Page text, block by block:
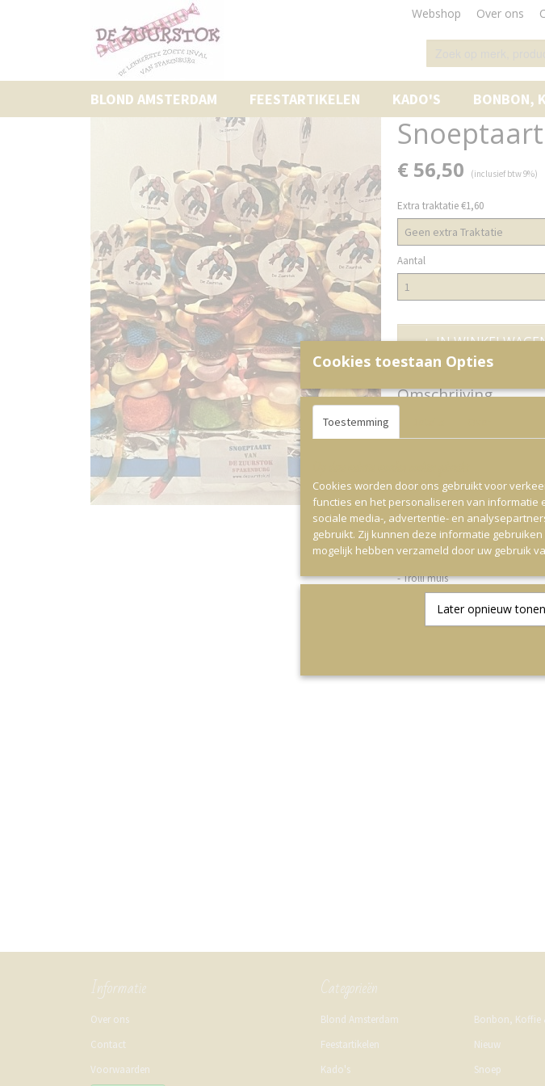
Webshop Over ons
BLOND AMSTERDAM FEESTARTIKELEN KADO'S BONBON,
€ 56,50 (inclusief btw 9%)
Extra traktatie €1,60
Aantal
IN
Omschrijving
- Bleuberry aardbei
- Feestbig
- Haribo kers
- Trolli muis
Snoeptaart is voor 30 personen.
Informatie
Over ons
Contact
Voorwaarden
Categorieën
Blond Amsterdam
Feestartikelen
Kado's
Bonbon, Koffie
Nieuw
Snoep
Cookies toestaan Opties
Toestemming
Cookies worden door ons gebruikt voor
functies en het personaliseren van informatie
sociale media-, advertentie- en
gebruikt. Zij kunnen deze informatie
mogelijk hebben verzameld door uw gebruik
Later opnieuw tonen